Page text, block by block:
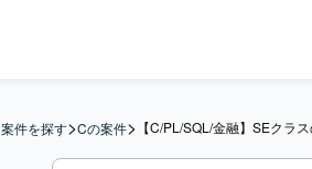
案件を探す>Cの案件> 【C/PL/SQL/金融】SEクラ